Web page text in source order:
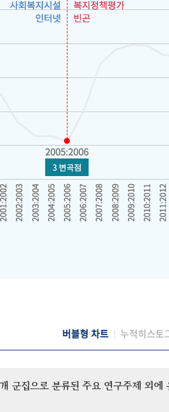
버블형 차트 누적히스토
군집으로 분류된 주요 연구주제 외에